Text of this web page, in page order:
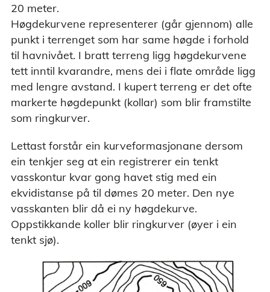
20 meter.
Høgdekurvene representerer (går gjennom) alle
punkt i terrenget som har same høgde i forhold
til havnivået. I bratt terreng ligg høgdekurvene
tett inntil kvarandre, mens dei i flate område ligg
med lengre avstand. I kupert terreng er det ofte
markerte høgdepunkt (kollar) som blir framstilte
som ringkurver.
Lettast forstår ein kurveformasjonane dersom
ein tenkjer seg at ein registrerer ein tenkt
vasskontur kvar gong havet stig med ein
ekvidistanse på til dømes 20 meter. Den nye
vasskanten blir då ei ny høgdekurve.
Oppstikkande koller blir ringkurver (øyer i ein
tenkt sjø).